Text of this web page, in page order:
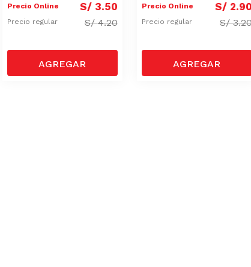
Precio Online S/ 3.50
Precio regular S/4.20
Precio Online S/ 2.
Precio regular S/